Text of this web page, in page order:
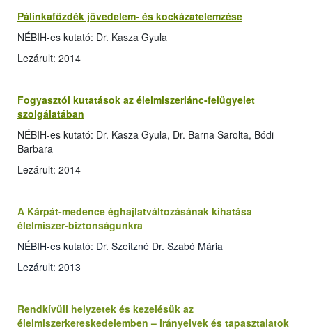
Pálinkafőzdék jövedelem- és kockázatelemzése
NÉBIH-es kutató: Dr. Kasza Gyula
Lezárult: 2014
Fogyasztói kutatások az élelmiszerlánc-felügyelet
szolgálatában
NÉBIH-es kutató: Dr. Kasza Gyula, Dr. Barna Sarolta, Bódi
Barbara
Lezárult: 2014
A Kárpát-medence éghajlatváltozásának kihatása
élelmiszer-biztonságunkra
NÉBIH-es kutató: Dr. Szeitzné Dr. Szabó Mária
Lezárult: 2013
Rendkívüli helyzetek és kezelésük az
élelmiszerkereskedelemben – irányelvek és tapasztalatok